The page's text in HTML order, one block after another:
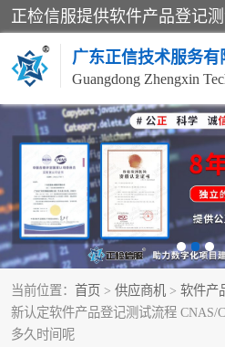
广东正信技术服务有
当前位置： 首页 > 供应商机 > 软件产
新认定软件产品登记测试流程 CNAS/
多久时间呢
电子政务验收测评
应用软件系统测试
科技成果鉴定测试
信息安全风险评估
信息工程项目验收